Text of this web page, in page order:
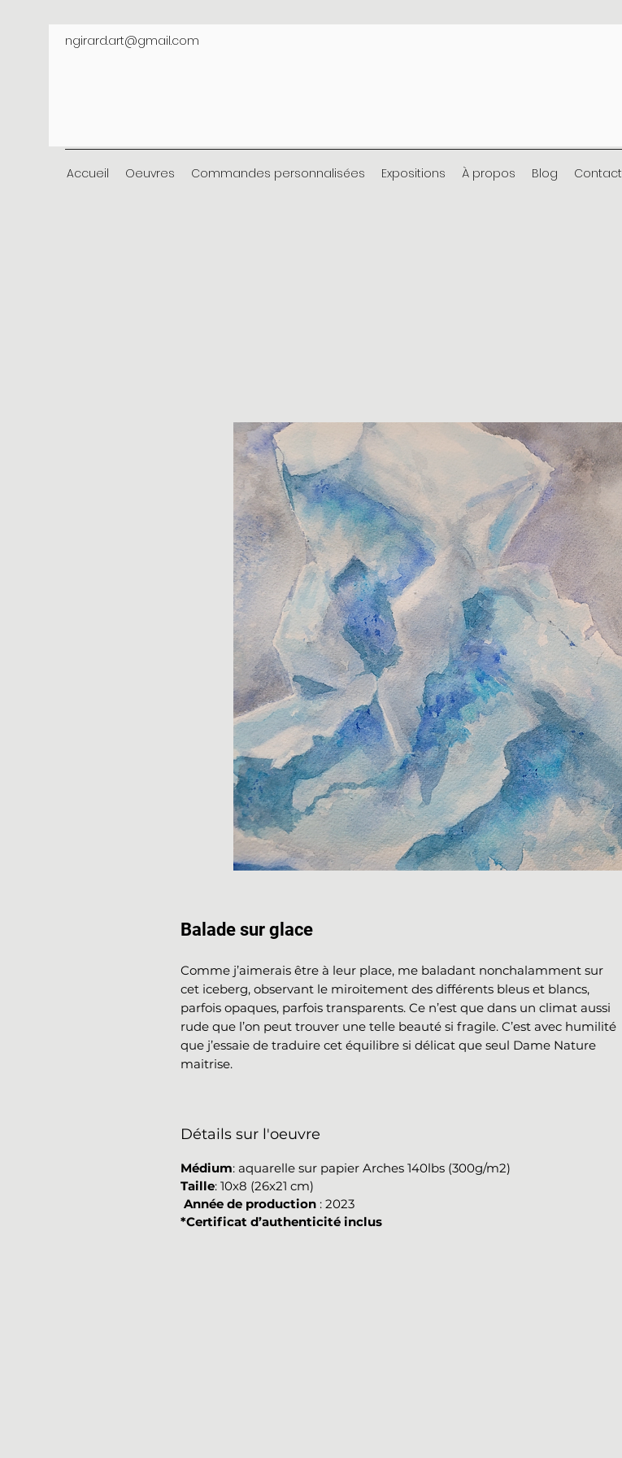
ngirard.art@gmail.com
Accueil Oeuvres Commandes personnalisées Expositions À propos Blog Contact
Balade sur glace
Comme j’aimerais être à leur place, me baladant nonchalamment sur
cet iceberg, observant le miroitement des différents bleus et blancs,
parfois opaques, parfois transparents. Ce n’est que dans un climat aussi
rude que l’on peut trouver une telle beauté si fragile. C’est avec humilité
que j’essaie de traduire cet équilibre si délicat que seul Dame Nature
maitrise.
Détails sur l'oeuvre
Médium: aquarelle sur papier Arches 140lbs (300g/m2)
Taille: 10x8 (26x21 cm)
Année de production : 2023
*Certificat d’authenticité inclus